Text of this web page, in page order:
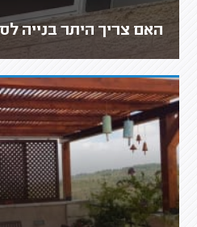
האם צריך היתר בנייה